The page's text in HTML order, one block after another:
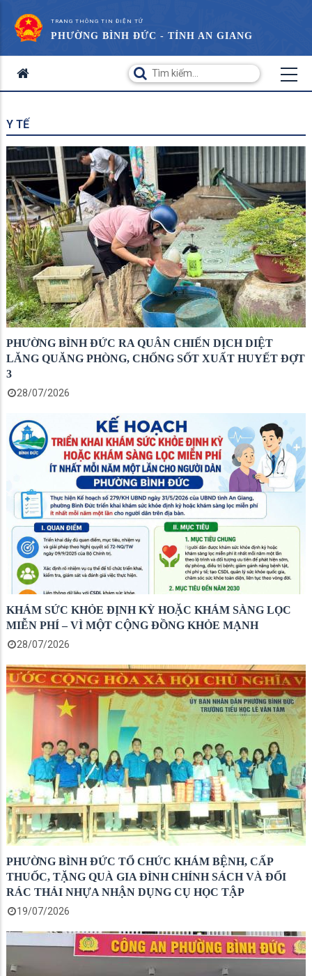
TRANG THÔNG TIN ĐIỆN TỬ
PHƯỜNG BÌNH ĐỨC - TỈNH AN GIANG
Y TẾ
PHƯỜNG BÌNH ĐỨC RA QUÂN CHIẾN DỊCH DIỆT
LĂNG QUĂNG PHÒNG, CHỐNG SỐT XUẤT HUYẾT ĐỢT
3
28/07/2026
KHÁM SỨC KHỎE ĐỊNH KỲ HOẶC KHÁM SÀNG LỌC
MIỄN PHÍ – VÌ MỘT CỘNG ĐỒNG KHỎE MẠNH
28/07/2026
PHƯỜNG BÌNH ĐỨC TỔ CHỨC KHÁM BỆNH, CẤP
THUỐC, TẶNG QUÀ GIA ĐÌNH CHÍNH SÁCH VÀ ĐỔI
RÁC THẢI NHỰA NHẬN DỤNG CỤ HỌC TẬP
19/07/2026